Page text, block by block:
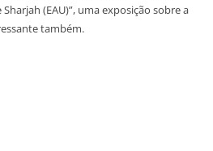
(EAU)”, uma exposição sobre a
também.